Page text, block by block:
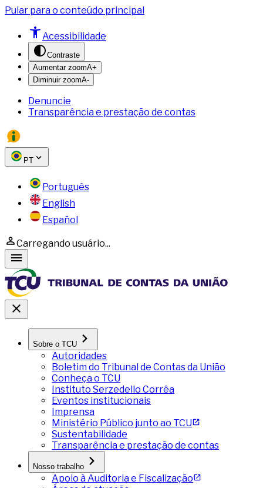
Pular para o conteúdo principal
Acessibilidade
Contraste
Aumentar zoomA+
Diminuir zoomA-
Denuncie
Transparência e prestação de contas
PT
Português
English
Español
Carregando usuário...
Sobre o TCU
Autoridades
Boletim do Tribunal de Contas da União
Conheça o TCU
Instituto Serzedello Corrêa
Eventos institucionais
Imprensa
Ministério Público junto ao TCU
Sustentabilidade
Transparência e prestação de contas
Nosso trabalho
Apoio à Auditoria e Fiscalização